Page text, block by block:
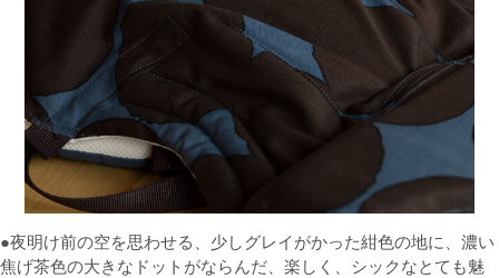
●夜明け前の空を思わせる、少しグレイがかった紺色の地に、濃い
焦げ茶色の大きなドットがならんだ、楽しく、シックなとても魅